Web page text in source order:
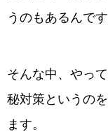
うのもあるんです
そんな中、やっ
秘対策というの
ます。